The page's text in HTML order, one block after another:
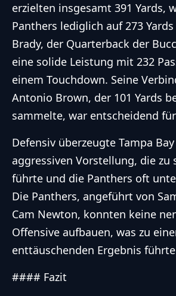
erzielten insgesamt 391 Yards,
Panthers lediglich auf 273
Brady, der Quarterback der
eine solide Leistung mit 232
einem Touchdown. Seine
Antonio Brown, der 101 Yards
sammelte, war entscheidend
Defensiv überzeugte Tampa
aggressiven Vorstellung, die zu
führte und die Panthers oft
Die Panthers, angeführt von
Cam Newton, konnten keine
Offensive aufbauen, was zu
enttäuschenden Ergebnis
#### Fazit